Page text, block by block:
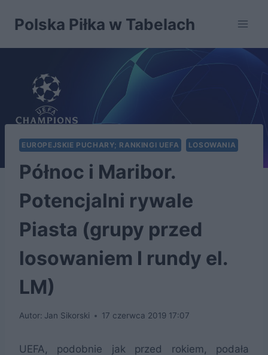
Polska Piłka w Tabelach
EUROPEJSKIE PUCHARY; RANKINGI UEFA LOSOWANIA
Północ i Maribor.
Potencjalni rywale
Piasta (grupy przed
losowaniem I rundy el.
LM)
Autor: Jan Sikorski 17 czerwca 2019 17:07
UEFA, podobnie jak przed rokiem, podała